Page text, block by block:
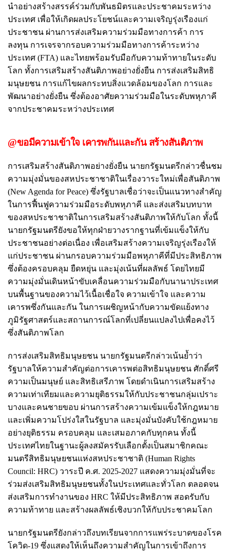
นำอย่างสร้างสรรค์ร่วมกับพันธมิตรและประชาคมระหว่าง
ประเทศ เพื่อให้เกิดผลประโยชน์และความเจริญรุ่งเรืองแก่
ประชาชน ผ่านการส่งเสริมความร่วมมือทางการค้า การ
ลงทุน การเจรจากรอบความร่วมมือทางการค้าระหว่าง
ประเทศ (FTA) และไทยพร้อมรับมือกับความท้าทายในระดับ
โลก ทั้งการเสริมสร้างสันติภาพอย่างยั่งยืน การส่งเสริมสิทธิ
มนุษยชน การแก้ไขผลกระทบสิ่งแวดล้อมของโลก การและ
พัฒนาอย่างยั่งยืน ซึ่งต้องอาศัยความร่วมมือในระดับพหุภาคี
จากประชาคมระหว่างประเทศ
@ขอมีความเข้าใจ เคารพกันและกัน สร้างสันติภาพ
การเสริมสร้างสันติภาพอย่างยั่งยืน นายกรัฐมนตรีกล่าวชื่นชม
ความมุ่งมั่นของสหประชาชาติในเรื่องวาระใหม่เพื่อสันติภาพ
(New Agenda for Peace) ซึ่งรัฐบาลเชื่อว่าจะเป็นแนวทางสำคัญ
ในการฟื้นฟูความร่วมมือระดับพหุภาคี และส่งเสริมบทบาท
ของสหประชาชาติในการเสริมสร้างสันติภาพให้กับโลก ทั้งนี้
นายกรัฐมนตรียังขอให้ทุกฝ่ายวางรากฐานที่เข้มแข็งให้กับ
ประชาชนอย่างต่อเนื่อง เพื่อเสริมสร้างความเจริญรุ่งเรืองให้
แก่ประชาชน ผ่านกรอบความร่วมมือพหุภาคีที่มีประสิทธิภาพ
ซึ่งต้องครอบคลุม ยืดหยุ่น และมุ่งเน้นที่ผลลัพธ์ โดยไทยมี
ความมุ่งมั่นเดินหน้าขับเคลื่อนความร่วมมือกับนานาประเทศ
บนพื้นฐานของความไว้เนื้อเชื่อใจ ความเข้าใจ และความ
เคารพซึ่งกันและกัน ในการเผชิญหน้ากับความขัดแย้งทาง
ภูมิรัฐศาสตร์และสถานการณ์โลกที่เปลี่ยนแปลงไปเพื่อคงไว้
ซึ่งสันติภาพโลก
การส่งเสริมสิทธิมนุษยชน นายกรัฐมนตรีกล่าวเน้นย้ำว่า
รัฐบาลให้ความสำคัญต่อการเคารพต่อสิทธิมนุษยชน ศักดิ์ศรี
ความเป็นมนุษย์ และสิทธิเสรีภาพ โดยดำเนินการเสริมสร้าง
ความเท่าเทียมและความยุติธรรมให้กับประชาชนกลุ่มเปราะ
บางและคนชายขอบ ผ่านการสร้างความเข้มแข็งให้กฎหมาย
และเพิ่มความโปร่งใสในรัฐบาล และมุ่งมั่นบังคับใช้กฎหมาย
อย่างยุติธรรม ครอบคลุม และเสมอภาคกับทุกคน ทั้งนี้
ประเทศไทยในฐานะผู้ลงสมัครรับเลือกตั้งเป็นสมาชิกคณะ
มนตรีสิทธิมนุษยชนแห่งสหประชาชาติ (Human Rights
Council: HRC) วาระปี ค.ศ. 2025-2027 แสดงความมุ่งมั่นที่จะ
ร่วมส่งเสริมสิทธิมนุษยชนทั้งในประเทศและทั่วโลก ตลอดจน
ส่งเสริมการทำงานของ HRC ให้มีประสิทธิภาพ สอดรับกับ
ความท้าทาย และสร้างผลลัพธ์เชิงบวกให้กับประชาคมโลก
นายกรัฐมนตรียังกล่าวถึงบทเรียนจากการแพร่ระบาดของโรค
โควิด-19 ซึ่งแสดงให้เห็นถึงความสำคัญในการเข้าถึงการ